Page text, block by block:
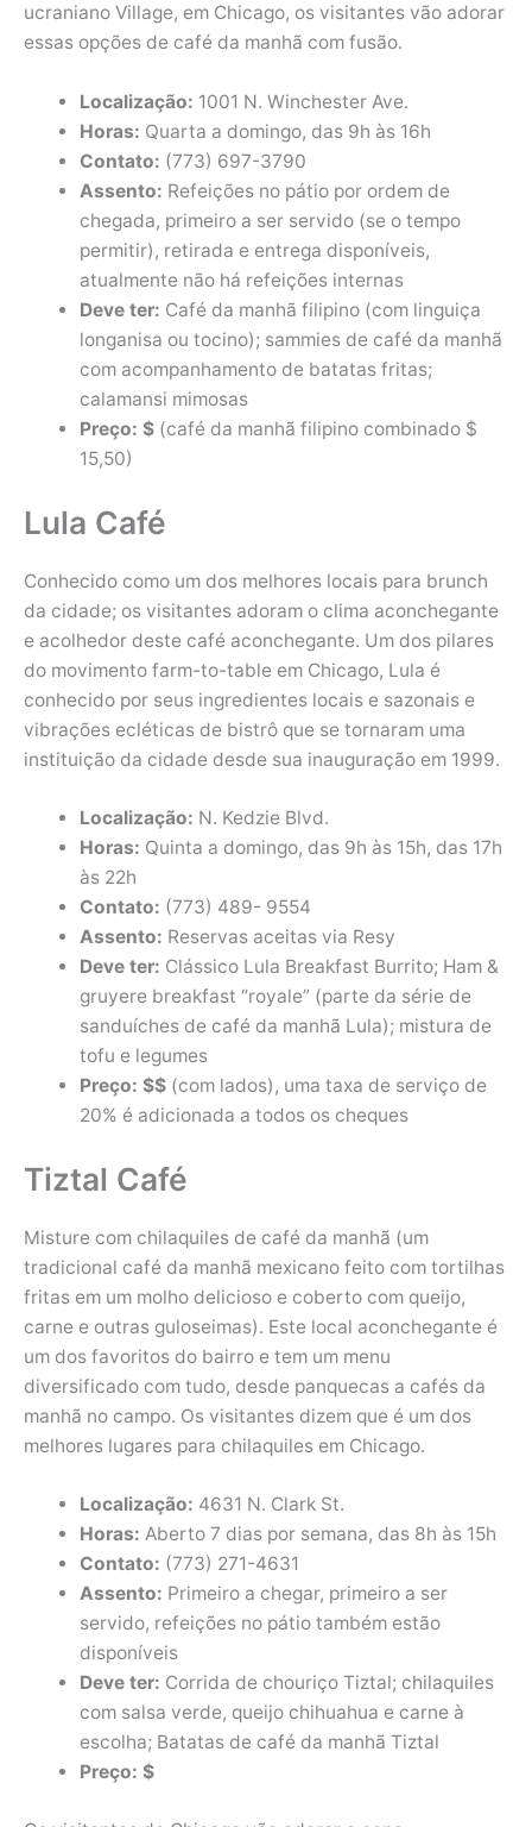
ucraniano Village, em Chicago, os visitantes vão adorar
essas opções de café da manhã com fusão.
Localização: 1001 N. Winchester Ave.
Horas: Quarta a domingo, das 9h às 16h
Contato: (773) 697-3790
Assento: Refeições no pátio por ordem de
chegada, primeiro a ser servido (se o tempo
permitir), retirada e entrega disponíveis,
atualmente não há refeições internas
Deve ter: Café da manhã filipino (com linguiça
longanisa ou tocino); sammies de café da manhã
com acompanhamento de batatas fritas;
calamansi mimosas
Preço: $ (café da manhã filipino combinado $
15,50)
Lula Café
Conhecido como um dos melhores locais para brunch
da cidade; os visitantes adoram o clima aconchegante
e acolhedor deste café aconchegante. Um dos pilares
do movimento farm-to-table em Chicago, Lula é
conhecido por seus ingredientes locais e sazonais e
vibrações ecléticas de bistrô que se tornaram uma
instituição da cidade desde sua inauguração em 1999.
Localização: N. Kedzie Blvd.
Horas: Quinta a domingo, das 9h às 15h, das 17h
às 22h
Contato: (773) 489- 9554
Assento: Reservas aceitas via Resy
Deve ter: Clássico Lula Breakfast Burrito; Ham &
gruyere breakfast “royale” (parte da série de
sanduíches de café da manhã Lula); mistura de
tofu e legumes
Preço: $$ (com lados), uma taxa de serviço de
20% é adicionada a todos os cheques
Tiztal Café
Misture com chilaquiles de café da manhã (um
tradicional café da manhã mexicano feito com tortilhas
fritas em um molho delicioso e coberto com queijo,
carne e outras guloseimas). Este local aconchegante é
um dos favoritos do bairro e tem um menu
diversificado com tudo, desde panquecas a cafés da
manhã no campo. Os visitantes dizem que é um dos
melhores lugares para chilaquiles em Chicago.
Localização: 4631 N. Clark St.
Horas: Aberto 7 dias por semana, das 8h às 15h
Contato: (773) 271-4631
Assento: Primeiro a chegar, primeiro a ser
servido, refeições no pátio também estão
disponíveis
Deve ter: Corrida de chouriço Tiztal; chilaquiles
com salsa verde, queijo chihuahua e carne à
escolha; Batatas de café da manhã Tiztal
Preço: $